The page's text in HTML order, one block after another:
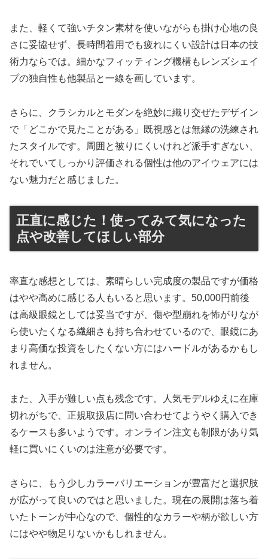
また、軽くて強いチタン素材を使いながらも掛け心地の良
さに妥協せず、長時間着用でも疲れにくい設計は日本の技
術力ならでは。細かなフィッティング機構もレンズシェイ
プの独自性も他製品と一線を画しています。
さらに、クラシカルとモダンを絶妙に織り交ぜたデザイン
で「どこかで見たことがある」既視感とは無縁の洗練され
たスタイルです。周囲と被りにくいけれど派手すぎない、
それでいてしっかり評価される個性は他のアイウェアには
ない魅力だと感じました。
正直に感じた！使ってみて気になった
点や改善してほしい部分
率直な感想としては、素晴らしい完成度の製品ですが価格
はやや高めに感じる人もいると思います。50,000円前後
は高級眼鏡としては妥当ですが、傷や型崩れを怖がりなが
ら使いたくなる繊細さも持ち合わせているので、眼鏡にあ
まり高価な投資をしたくない方にはハードルがあるかもし
れません。
また、入手が難しい点も残念です。人気モデルゆえに在庫
切れがちで、正規取扱店に問い合わせてようやく購入でき
るケースも多いようです。オンライン注文も制限があり気
軽に買いにくいのは注意が必要です。
さらに、もう少しカラーバリエーションが豊富だと選択肢
が広がって良いのではと思いました。現在の展開は落ち着
いたトーンが中心なので、個性的なカラーや柄が欲しい方
にはやや物足りないかもしれません。